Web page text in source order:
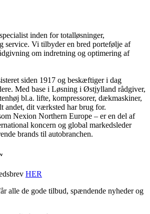
inden for totalløsninger,
service. Vi tilbyder en bred portefølje af
om indretning og optimering af
siden 1917 og beskæftiger i dag
Med base i Løsning i Østjylland rådgiver,
bl.a. lifte, kompressorer, dækmaskiner,
andet, dit værksted har brug for.
Nexion Northern Europe – er en del af
koncern og global markedsleder
brands til autobranchen.
HER
alle de gode tilbud, spændende nyheder og